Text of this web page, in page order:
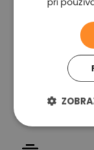
voľba
Garancia
Pokiaľ